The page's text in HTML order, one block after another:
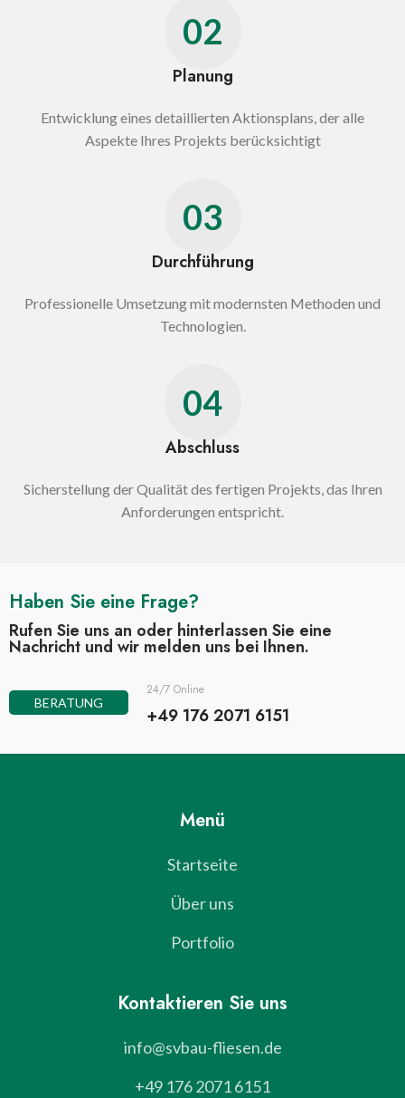
02
Planung
Entwicklung eines detaillierten Aktionsplans, der alle
Aspekte Ihres Projekts berücksichtigt
03
Durchführung
Professionelle Umsetzung mit modernsten Methoden und
Technologien.
04
Abschluss
Sicherstellung der Qualität des fertigen Projekts, das Ihren
Anforderungen entspricht.
Haben Sie eine Frage?
Rufen Sie uns an oder hinterlassen Sie eine
Nachricht und wir melden uns bei Ihnen.
BERATUNG
24/7 Online
+49 176 2071 6151
Menü
Startseite
Über uns
Portfolio
Kontaktieren Sie uns
info@svbau-fliesen.de
+49 176 2071 6151